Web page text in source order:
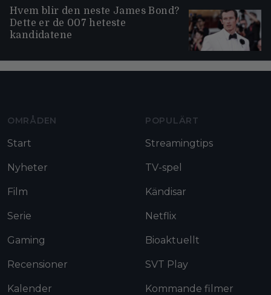
Hvem blir den neste James Bond?
Dette er de 007 heteste
kandidatene
OMRÅDEN
Start
Nyheter
Film
Serie
Gaming
Recensioner
Kalender
POPULÄRT
Streamingtips
TV-spel
Kändisar
Netflix
Bioaktuellt
SVT Play
Kommande filmer